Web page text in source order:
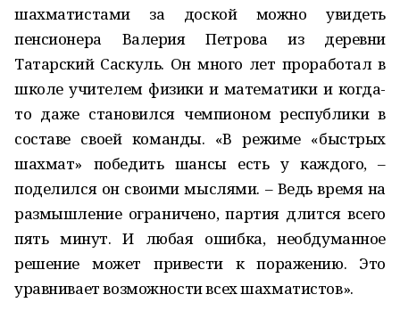
шахматистами за доской можно увидеть
пенсионера Валерия Петрова из деревни
Татарский Саскуль. Он много лет проработал в
школе учителем физики и математики и когда-
то даже становился чемпионом республики в
составе своей команды. «В режиме «быстрых
шахмат» победить шансы есть у каждого, –
поделился он своими мыслями. – Ведь время на
размышление ограничено, партия длится всего
пять минут. И любая ошибка, необдуманное
решение может привести к поражению. Это
уравнивает возможности всех шахматистов».